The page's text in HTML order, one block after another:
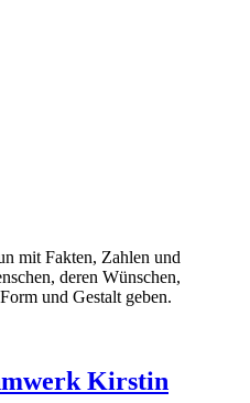
mit Fakten, Zahlen und
deren Wünschen,
und Gestalt geben.
Kirstin